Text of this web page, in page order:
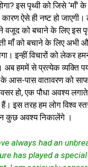
इस पृथ्वी को जिसे
ऐसे ही नष्ट हो
को बचाने के लिए इस
माँ को बचाने के लिए
इन्हीं विचारों को लेकर
अब हममें से प्रत्येक व्यक्ति
आस-पास वातावरण को
हो, एक पौधा अवश्य
इस तरह हम लोग विश्व
कुछ अवश्य निकालेंगे ।
always had an
has played a